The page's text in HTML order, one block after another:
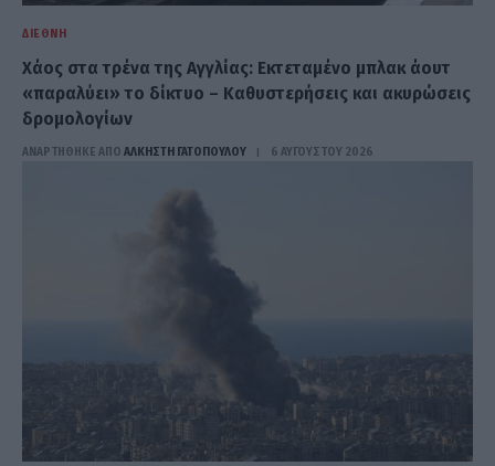
ΔΙΕΘΝΉ
Χάος στα τρένα της Αγγλίας: Εκτεταμένο μπλακ άουτ
«παραλύει» το δίκτυο – Καθυστερήσεις και ακυρώσεις
δρομολογίων
ΑΝΑΡΤΗΘΗΚΕ ΑΠΟ ΆΛΚΗΣΤΗ ΓΑΤΟΠΟΎΛΟΥ 6 ΑΥΓΟΎΣΤΟΥ 2026